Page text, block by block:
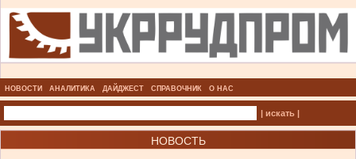
НОВОСТИ АНАЛИТИКА ДАЙДЖЕСТ СПРАВОЧНИК О НАС
| искать |
НОВОСТЬ